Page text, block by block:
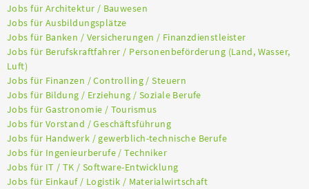
Jobs für Architektur / Bauwesen
Jobs für Ausbildungsplätze
Jobs für Banken / Versicherungen / Finanzdienstleister
Jobs für Berufskraftfahrer / Personenbeförderung (Land, Wasser,
Luft)
Jobs für Finanzen / Controlling / Steuern
Jobs für Bildung / Erziehung / Soziale Berufe
Jobs für Gastronomie / Tourismus
Jobs für Vorstand / Geschäftsführung
Jobs für Handwerk / gewerblich-technische Berufe
Jobs für Ingenieurberufe / Techniker
Jobs für IT / TK / Software-Entwicklung
Jobs für Einkauf / Logistik / Materialwirtschaft